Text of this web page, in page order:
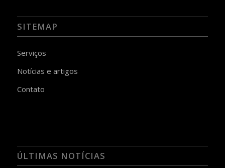
SITEMAP
Serviços
Notícias e artigos
Contato
ÚLTIMAS NOTÍCIAS